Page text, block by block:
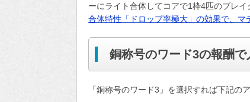
ーにライト合体してコアで1枠4匹のブレ
合体特性「ドロップ率極大」の効果で、マ
銅称号のワード3の報酬
「銅称号のワード3」を選択すれば下記の